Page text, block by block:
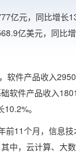
亿元，同比增长
亿美元，同比增
软件产品收入
软件产品收入
。
前11个月，信息
中，云计算、大